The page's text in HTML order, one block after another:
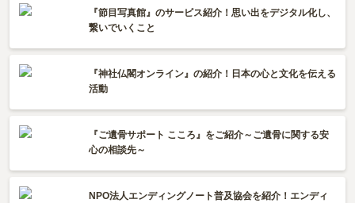
『節目写真館』のサービス紹介！思い出をデジタル化し、
繋いでいくこと
『神社仏閣オンライン』の紹介！日本の心と文化を伝える
活動
『ご遺骨サポート こころ』をご紹介～ご遺骨に関する安
心の相談先～
NPO法人エンディングノート普及協会を紹介！エンディ